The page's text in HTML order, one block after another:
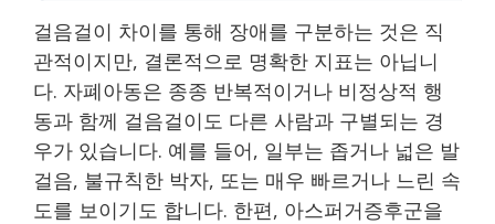
걸음걸이 차이를 통해 장애를 구분하는 것은 직
관적이지만, 결론적으로 명확한 지표는 아닙니
다. 자폐아동은 종종 반복적이거나 비정상적 행
동과 함께 걸음걸이도 다른 사람과 구별되는 경
우가 있습니다. 예를 들어, 일부는 좁거나 넓은 발
걸음, 불규칙한 박자, 또는 매우 빠르거나 느린 속
도를 보이기도 합니다. 한편, 아스퍼거증후군을